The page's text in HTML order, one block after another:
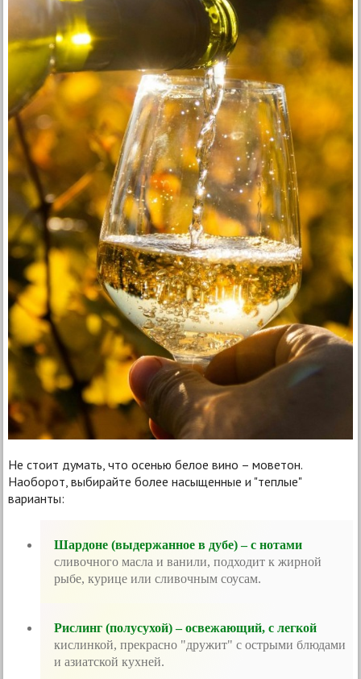
Не стоит думать, что осенью белое вино – моветон.
Наоборот, выбирайте более насыщенные и "теплые"
варианты:
Шардоне (выдержанное в дубе) – с нотами
сливочного масла и ванили, подходит к жирной
рыбе, курице или сливочным соусам.
Рислинг (полусухой) – освежающий, с легкой
кислинкой, прекрасно "дружит" с острыми блюдами
и азиатской кухней.